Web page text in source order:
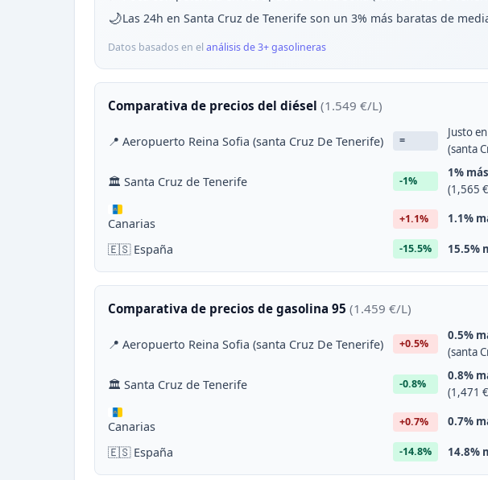
🌙Las 24h en Santa Cruz de Tenerife son un 3% más baratas de
Datos basados en el análisis de 3+ gasolineras
Comparativa de precios del diésel (1.549 €/L)
📍 Aeropuerto Reina Sofia (santa Cruz De Tenerife) =
Justo
(santa
🏛 Santa Cruz de Tenerife -1%
1%
(1,565
Canarias +1.1% 1.1%
🇪🇸 España -15.5% 15.5%
Comparativa de precios de gasolina 95 (1.459 €/L)
📍 Aeropuerto Reina Sofia (santa Cruz De Tenerife) +0.5%
0.5%
(santa
🏛 Santa Cruz de Tenerife -0.8%
0.8%
(1,471
Canarias +0.7% 0.7%
🇪🇸 España -14.8% 14.8%